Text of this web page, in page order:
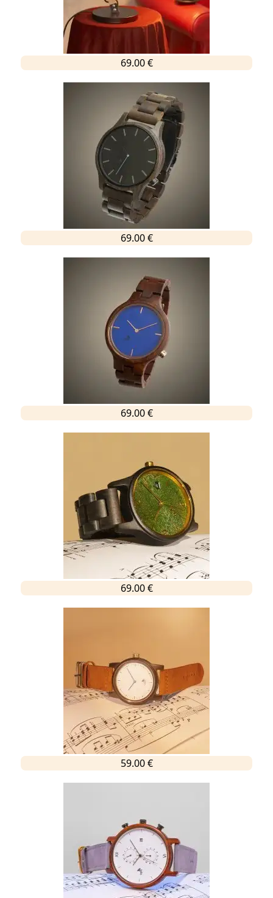
69.00 €
69.00 €
69.00 €
69.00 €
59.00 €